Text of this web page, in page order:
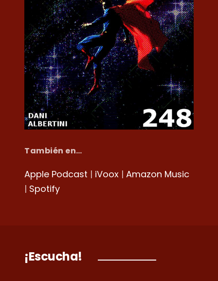
También en…
Apple Podcast | iVoox | Amazon Music
| Spotify
¡Escucha!